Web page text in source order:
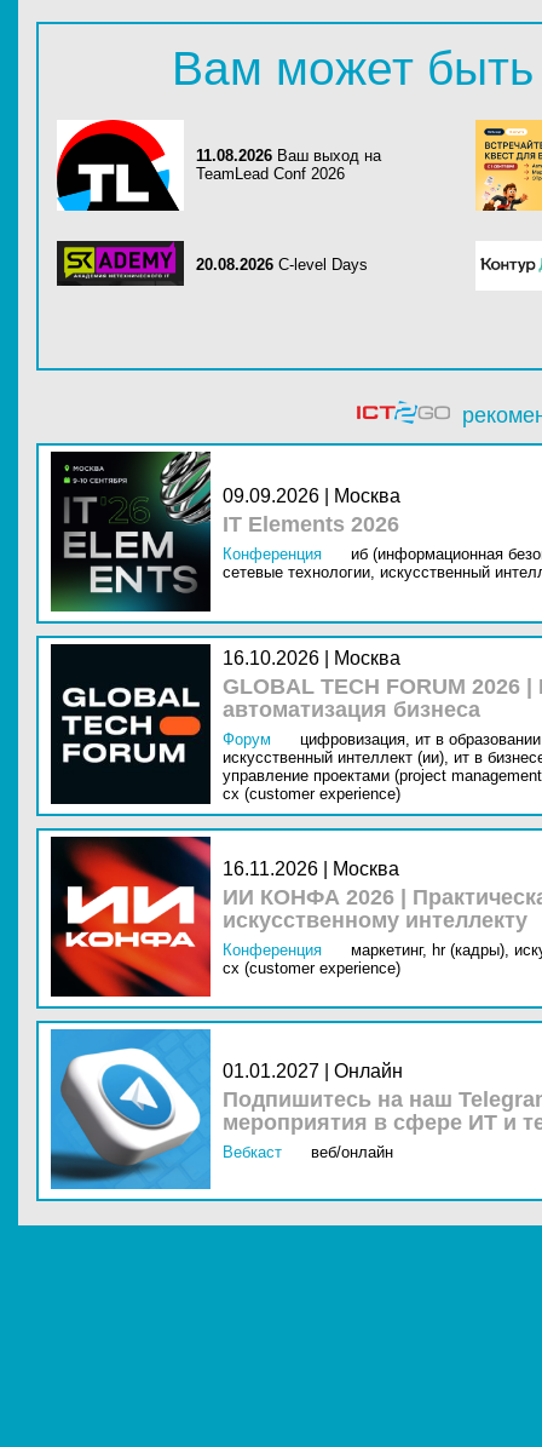
Вам может быть
11.08.2026 Ваш выход на
TeamLead Conf 2026
20.08.2026 C-level Days
09.09.2026 | Москва
IT Elements 2026
Конференция
иб (информационная
сетевые технологии, искусственный
16.10.2026 | Москва
GLOBAL TECH FORUM
автоматизация бизнеса
Форум цифровизация, ит в
искусственный интеллект (ии), ит в
управление проектами (project
cx (customer experience)
16.11.2026 | Москва
ИИ КОНФА 2026 |
искусственному интеллекту
Конференция маркетинг, hr (кадры),
cx (customer experience)
01.01.2027 | Онлайн
Подпишитесь на наш
мероприятия в сфере ИТ и
Вебкаст веб/онлайн